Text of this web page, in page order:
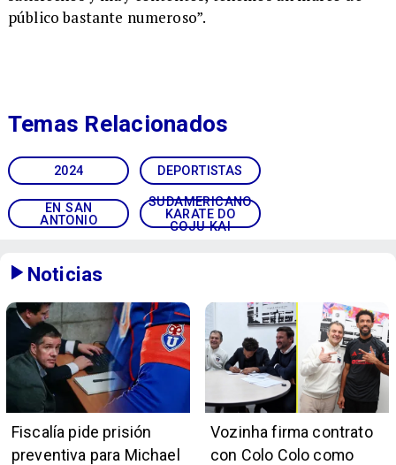
público bastante numeroso”.
2024 DEPORTISTAS
EN SAN
ANTONIO
SUDAMERICANO
KARATE DO
GOJU KAI
Temas Relacionados
Noticias
Fiscalía pide prisión
preventiva para Michael
Vozinha firma contrato
con Colo Colo como